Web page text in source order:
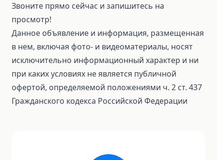
Звоните прямо сейчас и запишитесь на
просмотр!
Данное объявление и информация, размещенная
в нем, включая фото- и видеоматериалы, носят
исключительно информационный характер и ни
при каких условиях не является публичной
офертой, определяемой положениями ч. 2 ст. 437
Гражданского кодекса Российской Федерации